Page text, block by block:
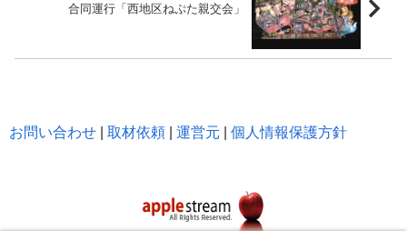
合同運行「西地区ねぷた親交会」
お問い合わせ 取材依頼 運営元 個人情報保護方針